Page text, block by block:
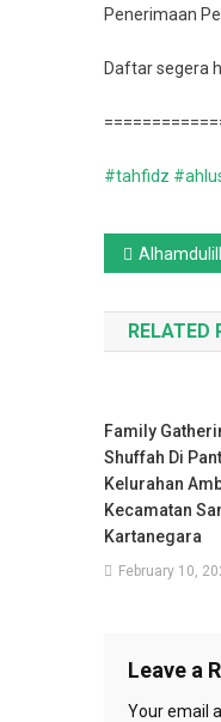
Penerimaan
Daftar segera
#tahfidz
Post
Alhamdulillah OLIMPIADE
RELATED
Family
Shuffah Di
Kelurahan
Kecamatan
Kartanegara
February 10,
Leave a
Your email